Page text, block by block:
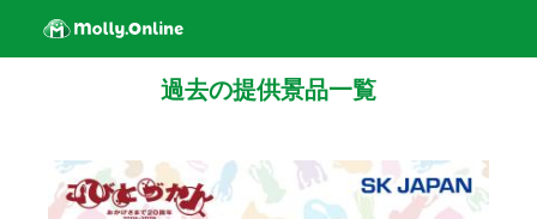
過去の提供景品一覧